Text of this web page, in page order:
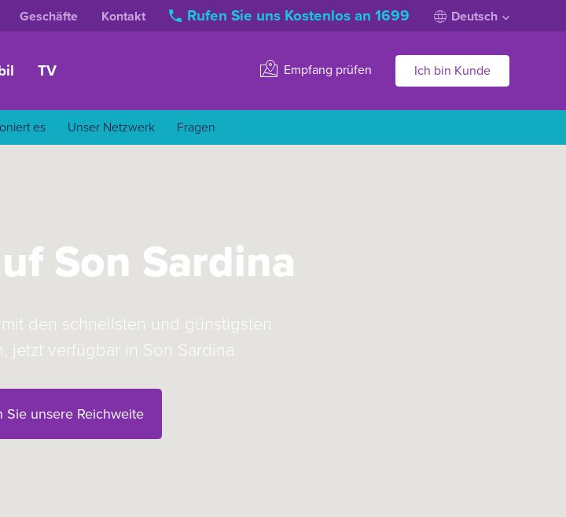
Geschäfte Kontakt Rufen Sie uns Kostenlos an 1699 Deutsch
TV Empfang prüfen Ich bin Kunde
es Unser Netzwerk Fragen
Son Sardina
den schnellsten und günstigsten
jetzt verfügbar in Son Sardina
Sie unsere Reichweite